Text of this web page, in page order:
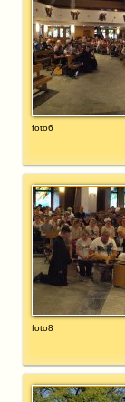
foto6
foto8